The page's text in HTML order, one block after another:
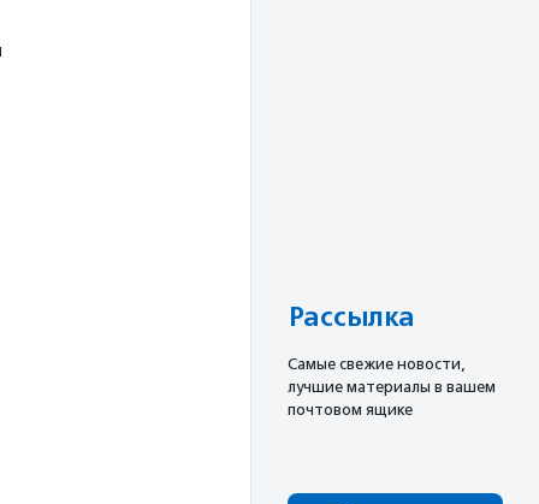
Рассылка
Cамые свежие новости,
лучшие материалы в вашем
почтовом ящике